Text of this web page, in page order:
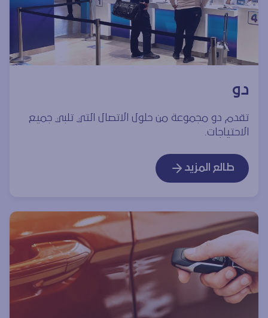
دو
تقدم دو مجموعة من حلول الاتصال التي تلبي جميع
الاحتياجات.
طالع المزيد